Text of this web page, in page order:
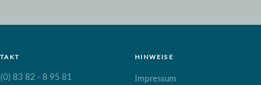
83 82 - 8 95 81
HINWEISE
Impressum